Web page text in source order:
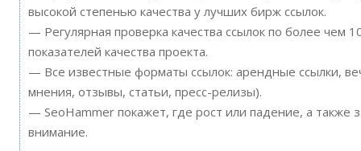
высокой степенью качества у лучших бирж ссылок.
— Регулярная проверка качества ссылок по более чем
показателей качества проекта.
— Все известные форматы ссылок: арендные ссылки,
мнения, отзывы, статьи, пресс-релизы).
— SeoHammer покажет, где рост или падение, а также
внимание.